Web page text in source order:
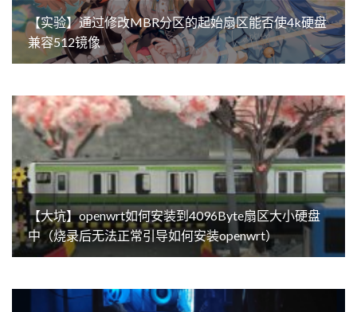
【实验】通过修改MBR分区的起始扇区能否使4k硬盘
兼容512镜像
【大坑】openwrt如何安装到4096Byte扇区大小硬盘
中（烧录后无法正常引导如何安装openwrt）